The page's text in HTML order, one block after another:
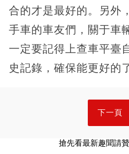
合的才是最好的。另外
手車的車友們，關于車
一定要記得上查車平臺
史記錄，確保能更好的
下一頁
搶先看最新趣聞請